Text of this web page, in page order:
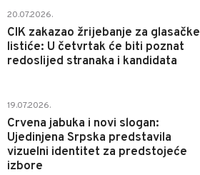
20.07.2026.
CIK zakazao žrijebanje za glasačke
listiće: U četvrtak će biti poznat
redoslijed stranaka i kandidata
19.07.2026.
Crvena jabuka i novi slogan:
Ujedinjena Srpska predstavila
vizuelni identitet za predstojeće
izbore